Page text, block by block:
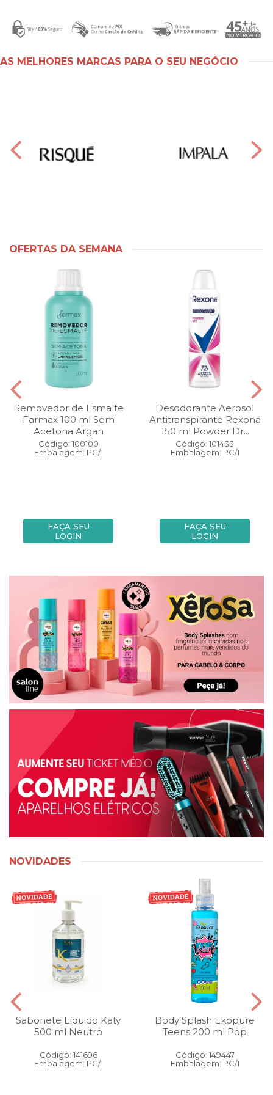
AS MELHORES MARCAS PARA O SEU NEGÓCIO
OFERTAS DA SEMANA
Removedor de Esmalte
Farmax 100 ml Sem
Acetona Argan
Código: 100100
Embalagem: PC/1
FAÇA SEU
LOGIN
Desodorante Aerosol
Antitranspirante Rexona
150 ml Powder Dr...
Código: 101433
Embalagem: PC/1
FAÇA SEU
LOGIN
NOVIDADES
Sabonete Líquido Katy
500 ml Neutro
Código: 141696
Embalagem: PC/1
Body Splash Ekopure
Teens 200 ml Pop
Código: 149447
Embalagem: PC/1